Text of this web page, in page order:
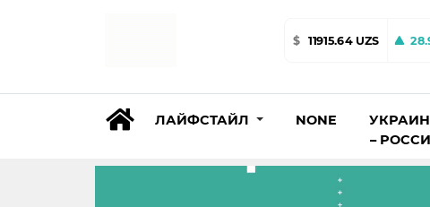
$ 11915.64 UZS
ЛАЙФСТАЙЛ NONE
–